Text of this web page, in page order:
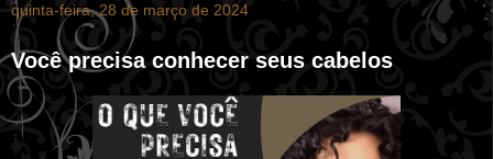
quinta-feira, 28 de março de 2024
Você precisa conhecer seus cabelos